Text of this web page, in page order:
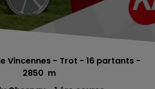
Vincennes - Trot - 16 partants -
2850 m